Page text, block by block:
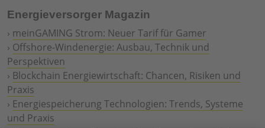
Energieversorger Magazin
› meinGAMING Strom: Neuer Tarif für Gamer
› Offshore-Windenergie: Ausbau, Technik und
Perspektiven
› Blockchain Energiewirtschaft: Chancen, Risiken und
Praxis
› Energiespeicherung Technologien: Trends, Systeme
und Praxis